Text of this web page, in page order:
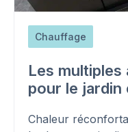
Chauffage
Les multiples
pour le jardin
Chaleur